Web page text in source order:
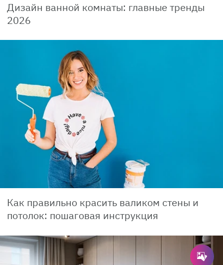
Дизайн ванной комнаты: главные тренды
2026
Как правильно красить валиком стены и
потолок: пошаговая инструкция